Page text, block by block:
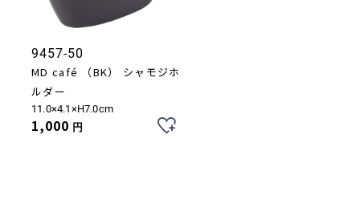
9457-50
MD café （BK） シャモジホ
ルダー
11.0×4.1×H7.0cm
1,000 円